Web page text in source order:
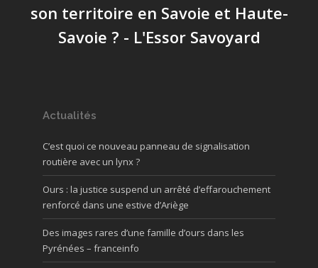
son territoire en Savoie et Haute-
Savoie ? - L'Essor Savoyard
Actualités
C’est quoi ce nouveau panneau de signalisation
routière avec un lynx ?
Ours : la justice suspend un arrêté d’effarouchement
renforcé dans une estive d’Ariège
Des images rares d’une famille d’ours dans les
Pyrénées – franceinfo